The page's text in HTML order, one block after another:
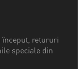
început, retururi
speciale din